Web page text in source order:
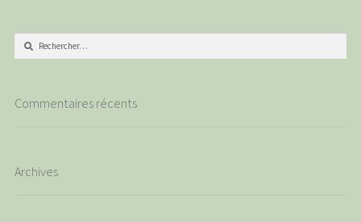
Rechercher :
Commentaires récents
Archives